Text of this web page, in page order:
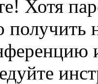
Хотя
получить